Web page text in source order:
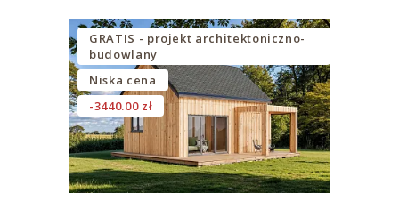
GRATIS - projekt architektoniczno-
budowlany
Niska cena
-3440.00 zł